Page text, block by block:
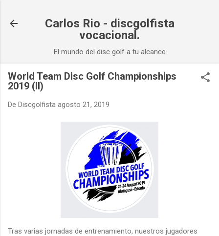
Carlos Rio - discgolfista
vocacional.
El mundo del disc golf a tu alcance
World Team Disc Golf Championships
2019 (II)
De Discgolfista agosto 21, 2019
Tras varias jornadas de entrenamiento, nuestros jugadores